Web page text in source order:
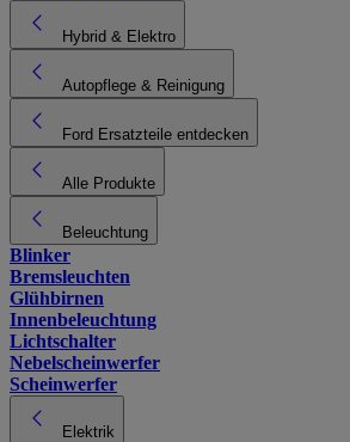
Hybrid & Elektro
Autopflege & Reinigung
Ford Ersatzteile entdecken
Alle Produkte
Beleuchtung
Blinker
Bremsleuchten
Glühbirnen
Innenbeleuchtung
Lichtschalter
Nebelscheinwerfer
Scheinwerfer
Elektrik